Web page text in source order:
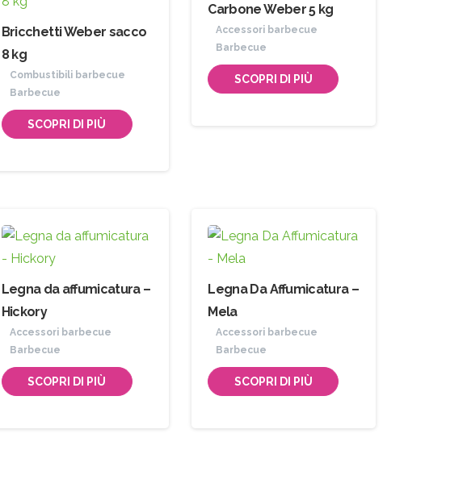
Bricchetti Weber sacco
8 kg
Combustibili barbecue
Barbecue
SCOPRI DI PIÙ
Carbone Weber 5 kg
Accessori barbecue
Barbecue
SCOPRI DI PIÙ
Legna da affumicatura –
Hickory
Accessori barbecue
Barbecue
SCOPRI DI PIÙ
Legna Da Affumicatura –
Mela
Accessori barbecue
Barbecue
SCOPRI DI PIÙ